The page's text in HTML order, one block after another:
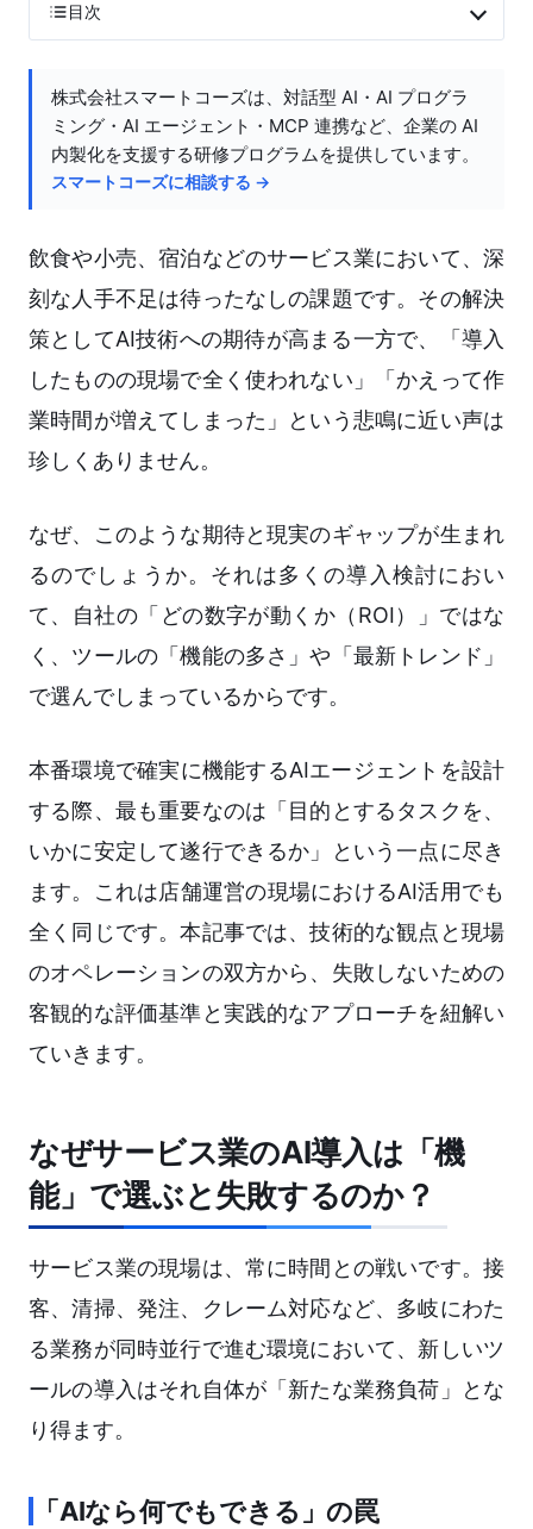
目次
株式会社スマートコーズは、対話型 AI・AI プログラ
ミング・AI エージェント・MCP 連携など、企業の AI
内製化を支援する研修プログラムを提供しています。
スマートコーズに相談する →
飲食や小売、宿泊などのサービス業において、深
刻な人手不足は待ったなしの課題です。その解決
策としてAI技術への期待が高まる一方で、「導入
したものの現場で全く使われない」「かえって作
業時間が増えてしまった」という悲鳴に近い声は
珍しくありません。
なぜ、このような期待と現実のギャップが生まれ
るのでしょうか。それは多くの導入検討におい
て、自社の「どの数字が動くか（ROI）」ではな
く、ツールの「機能の多さ」や「最新トレンド」
で選んでしまっているからです。
本番環境で確実に機能するAIエージェントを設計
する際、最も重要なのは「目的とするタスクを、
いかに安定して遂行できるか」という一点に尽き
ます。これは店舗運営の現場におけるAI活用でも
全く同じです。本記事では、技術的な観点と現場
のオペレーションの双方から、失敗しないための
客観的な評価基準と実践的なアプローチを紐解い
ていきます。
なぜサービス業のAI導入は「機
能」で選ぶと失敗するのか？
サービス業の現場は、常に時間との戦いです。接
客、清掃、発注、クレーム対応など、多岐にわた
る業務が同時並行で進む環境において、新しいツ
ールの導入はそれ自体が「新たな業務負荷」とな
り得ます。
「AIなら何でもできる」の罠